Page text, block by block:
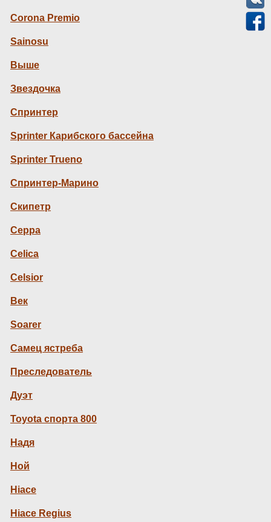
Corona Premio
Sainosu
Выше
Звездочка
Спринтер
Sprinter Карибского бассейна
Sprinter Trueno
Спринтер-Марино
Скипетр
Серра
Celica
Celsior
Век
Soarer
Самец ястреба
Преследователь
Дуэт
Toyota спорта 800
Надя
Ной
Hiace
Hiace Regius